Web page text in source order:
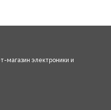
магазин электроники и